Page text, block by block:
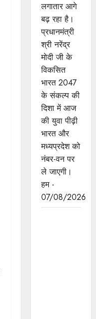
लगातार आगे
बढ़ रहा है।
प्रधानमंत्री
श्री नरेंद्र
मोदी जी के
विकसित
भारत 2047
के संकल्प की
दिशा में आज
की युवा पीढ़ी
भारत और
मध्यप्रदेश को
नंबर-वन पर
ले जाएगी।
हम -
07/08/2026